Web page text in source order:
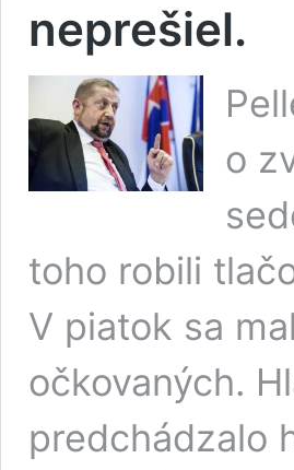
neprešiel.
o
toho robili
V piatok sa
očkovaných.
predchádzalo